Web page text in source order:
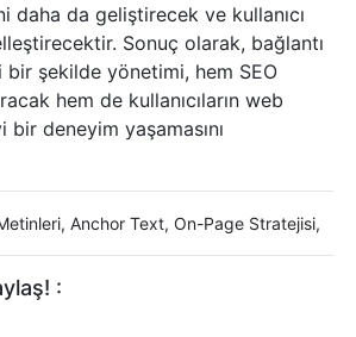
daha da geliştirecek ve kullanıcı
Sonuç olarak, bağlantı
şekilde yönetimi, hem SEO
hem de kullanıcıların web
deneyim yaşamasını
, Anchor Text, On-Page Stratejisi,
: